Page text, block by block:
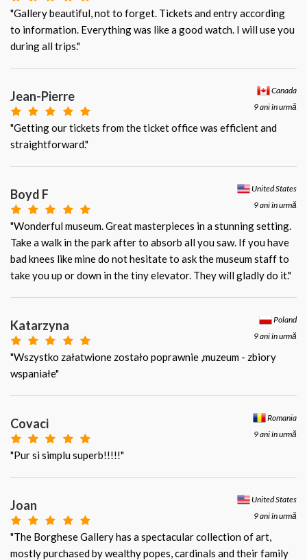
"Gallery beautiful, not to forget. Tickets and entry according
to information. Everything was like a good watch. I will use you
during all trips."
Canada
9 ani în urmă
Jean-Pierre
"Getting our tickets from the ticket office was efficient and
straightforward."
United States
9 ani în urmă
Boyd F
"Wonderful museum. Great masterpieces in a stunning setting.
Take a walk in the park after to absorb all you saw. If you have
bad knees like mine do not hesitate to ask the museum staff to
take you up or down in the tiny elevator. They will gladly do it."
Poland
9 ani în urmă
Katarzyna
"Wszystko załatwione zostało poprawnie ,muzeum - zbiory
wspaniałe"
Romania
9 ani în urmă
Covaci
"Pur si simplu superb!!!!!"
United States
9 ani în urmă
Joan
"The Borghese Gallery has a spectacular collection of art,
mostly purchased by wealthy popes, cardinals and their family